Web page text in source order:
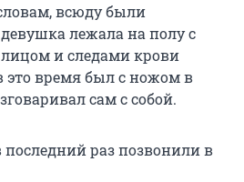
всюду были
лежала на полу с
и следами крови
это время был с ножом в
сам с собой.
последний раз позвонили в